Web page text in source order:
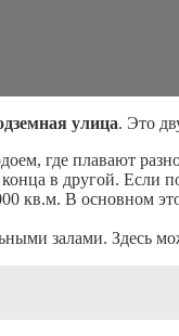
улица. Это
где плавают
в другой.
кв.м. В основном
залами. Здесь